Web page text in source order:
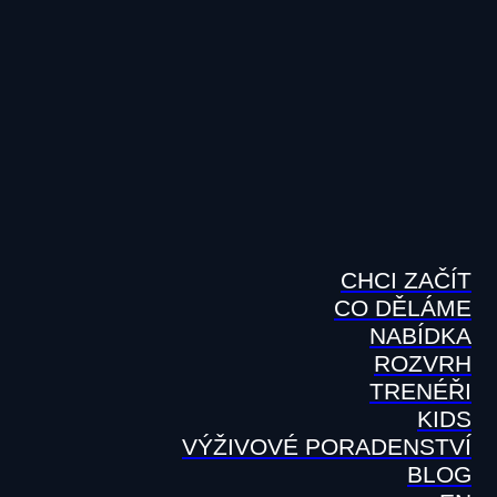
CHCI ZAČÍT
CO DĚLÁME
NABÍDKA
ROZVRH
TRENÉŘI
KIDS
VÝŽIVOVÉ PORADENSTVÍ
BLOG